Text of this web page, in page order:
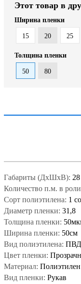
Этот товар в
Ширина пленки
15 20 25
Толщина пленки
50 80
Габариты (ДxШxВ): 28
Количество п.м. в
Сорт полиэтилена: 1
Диаметр пленки: 31,8
Толщина пленки:
Ширина пленки: 50см
Вид полиэтилена: ПВД
Цвет пленки:
Материал: Полиэтилен
Вид пленки: Рукав